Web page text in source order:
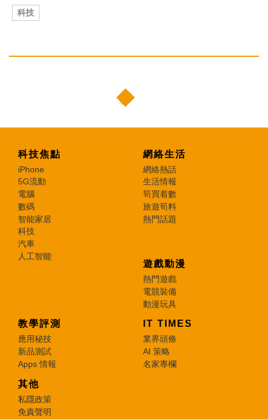
科技
科技焦點
iPhone
5G流動
電腦
數碼
智能家居
科技
汽車
人工智能
網絡生活
網絡熱話
生活情報
筍買着數
旅遊筍料
熱門話題
遊戲動漫
熱門遊戲
電競裝備
動漫玩具
教學評測
應用秘技
新品測試
Apps 情報
IT TIMES
業界頭條
AI 策略
名家專欄
其他
私隱政策
免責聲明